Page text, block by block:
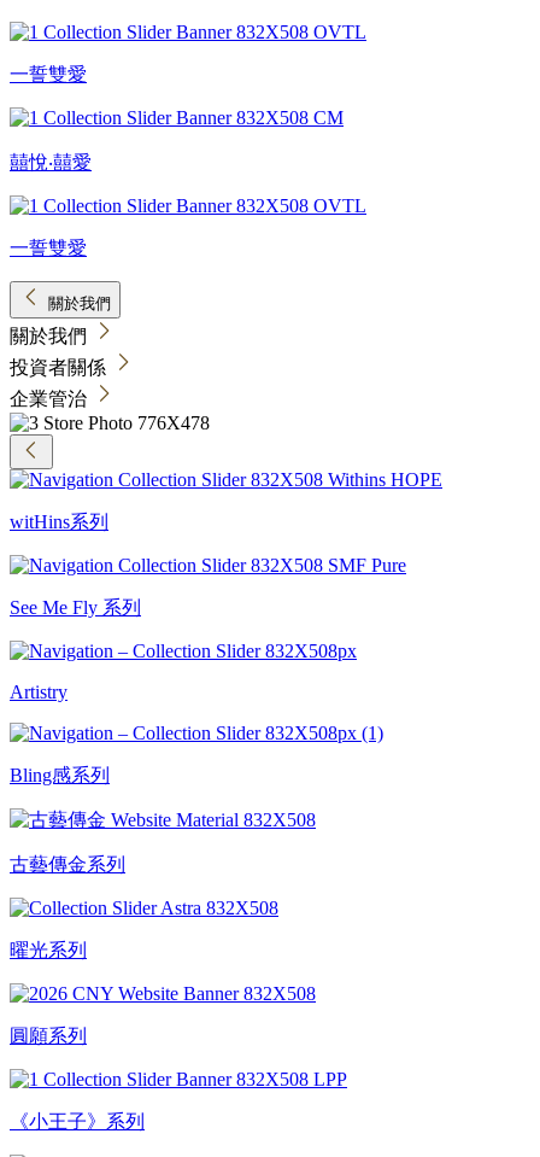
一誓雙愛
囍悅‧囍愛
一誓雙愛
關於我們
關於我們
投資者關係
企業管治
witHins系列
See Me Fly 系列
Artistry
Bling感系列
古藝傳金系列
曜光系列
圓願系列
《小王子》系列